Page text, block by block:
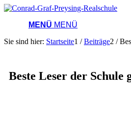
MENÜ MENÜ
Sie sind hier: Startseite1 / Beiträge2 /
Beste Leser der Schule